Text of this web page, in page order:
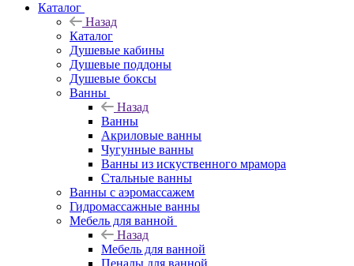
Каталог
Назад
Каталог
Душевые кабины
Душевые поддоны
Душевые боксы
Ванны
Назад
Ванны
Акриловые ванны
Чугунные ванны
Ванны из искуственного мрамора
Стальные ванны
Ванны с аэромассажем
Гидромассажные ванны
Мебель для ванной
Назад
Мебель для ванной
Пеналы для ванной